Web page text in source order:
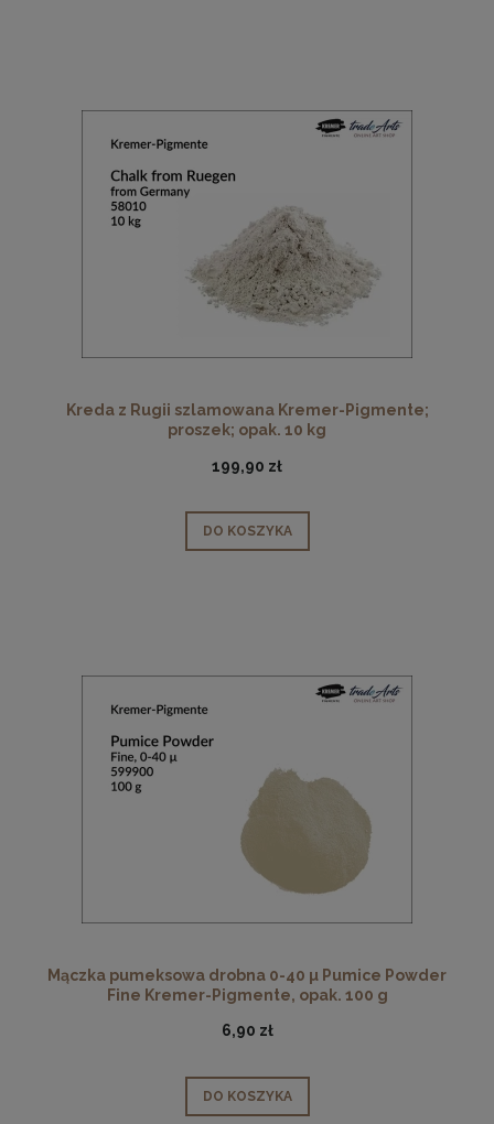
Kreda z Rugii szlamowana Kremer-Pigmente;
proszek; opak. 10 kg
199,90 zł
DO KOSZYKA
Mączka pumeksowa drobna 0-40 µ Pumice Powder
Fine Kremer-Pigmente, opak. 100 g
6,90 zł
DO KOSZYKA